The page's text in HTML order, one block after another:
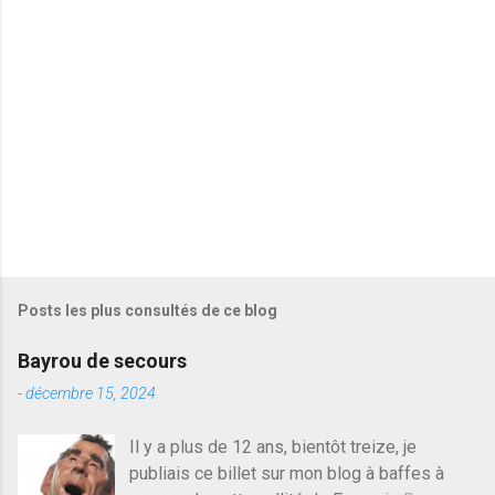
Posts les plus consultés de ce blog
Bayrou de secours
-décembre 15, 2024
Il y a plus de 12 ans, bientôt treize, je
publiais ce billet sur mon blog à baffes à